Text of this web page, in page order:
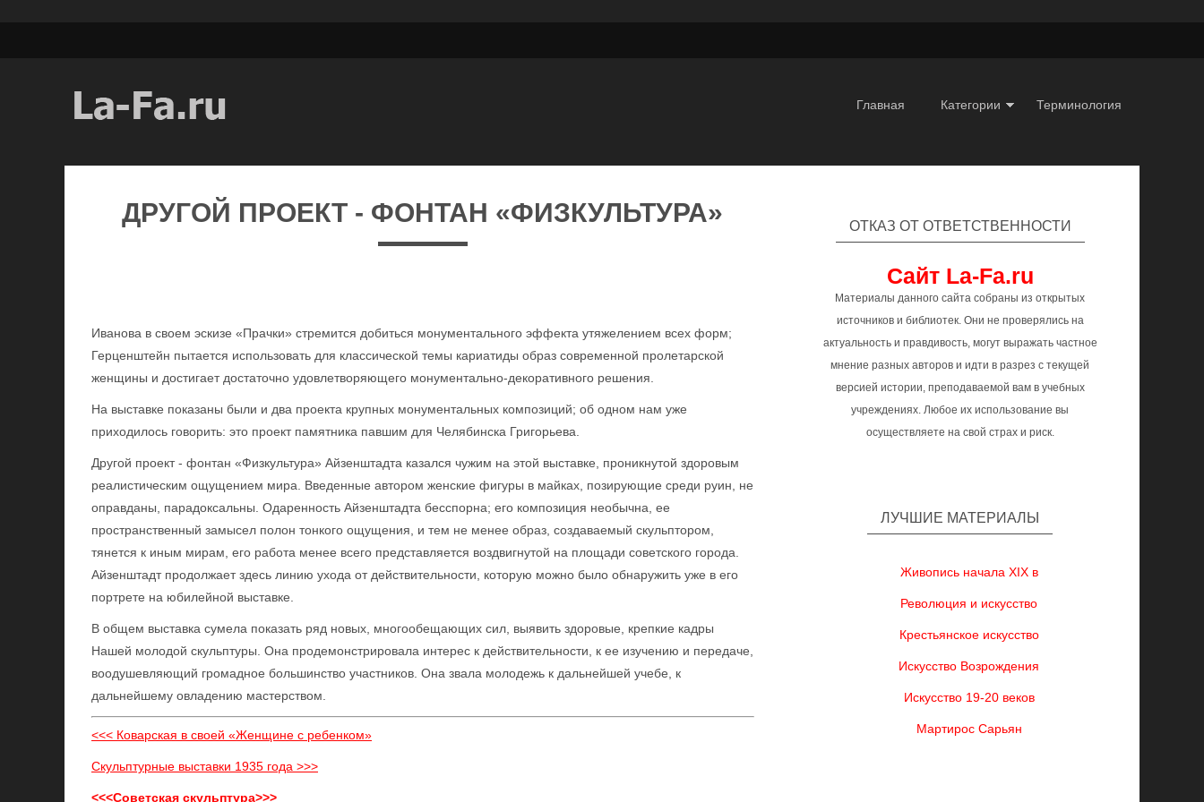
Главная Категории Терминология
ДРУГОЙ ПРОЕКТ - ФОНТАН «ФИЗКУЛЬТУРА»
Иванова в своем эскизе «Прачки» стремится добиться монументального эффекта утяжелением всех форм;
Герценштейн пытается использовать для классической темы кариатиды образ современной пролетарской
женщины и достигает достаточно удовлетворяющего монументально-декоративного решения.
На выставке показаны были и два проекта крупных монументальных композиций; об одном нам уже
приходилось говорить: это проект памятника павшим для Челябинска Григорьева.
Другой проект - фонтан «Физкультура» Айзенштадта казался чужим на этой выставке, проникнутой здоровым
реалистическим ощущением мира. Введенные автором женские фигуры в майках, позирующие среди руин, не
оправданы, парадоксальны. Одаренность Айзенштадта бесспорна; его композиция необычна, ее
пространственный замысел полон тонкого ощущения, и тем не менее образ, создаваемый скульптором,
тянется к иным мирам, его работа менее всего представляется воздвигнутой на площади советского города.
Айзенштадт продолжает здесь линию ухода от действительности, которую можно было обнаружить уже в его
портрете на юбилейной выставке.
В общем выставка сумела показать ряд новых, многообещающих сил, выявить здоровые, крепкие кадры
Нашей молодой скульптуры. Она продемонстрировала интерес к действительности, к ее изучению и передаче,
воодушевляющий громадное большинство участников. Она звала молодежь к дальнейшей учебе, к
дальнейшему овладению мастерством.
<<< Коварская в своей «Женщине с ребенком»
Скульптурные выставки 1935 года >>>
<<<Советская скульптура>>>
ОТКАЗ ОТ ОТВЕТСТВЕННОСТИ
Сайт La-Fa.ru
Материалы данного сайта собраны из открытых
источников и библиотек. Они не проверялись на
актуальность и правдивость, могут выражать частное
мнение разных авторов и идти в разрез с текущей
версией истории, преподаваемой вам в учебных
учреждениях. Любое их использование вы
осуществляете на свой страх и риск.
ЛУЧШИЕ МАТЕРИАЛЫ
Живопись начала XIX в
Революция и искусство
Крестьянское искусство
Искусство Возрождения
Искусство 19-20 веков
Мартирос Сарьян